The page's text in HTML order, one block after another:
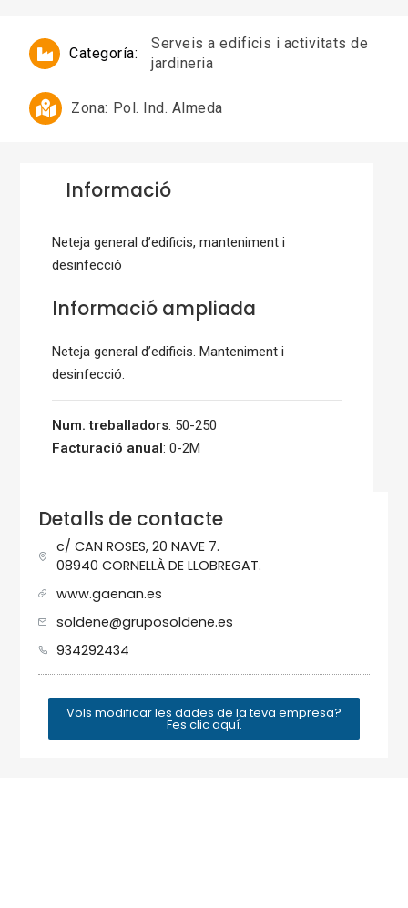
Categoría:
Serveis a edificis i activitats de
jardineria
Zona: Pol. Ind. Almeda
Informació
Neteja general d’edificis, manteniment i
desinfecció
Informació ampliada
Neteja general d’edificis. Manteniment i
desinfecció.
Num. treballadors: 50-250
Facturació anual: 0-2M
Detalls de contacte
c/ CAN ROSES, 20 NAVE 7.
08940 CORNELLÀ DE LLOBREGAT.
www.gaenan.es
soldene@gruposoldene.es
934292434
Vols modificar les dades de la teva empresa?
Fes clic aquí.